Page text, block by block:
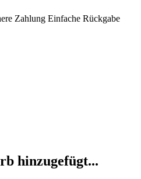
Zahlung Einfache Rückgabe
hinzugefügt...